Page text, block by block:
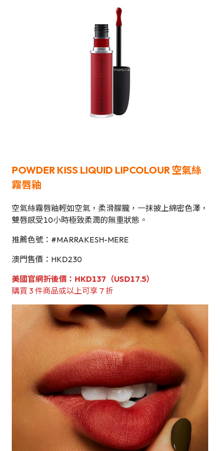
POWDER KISS LIQUID LIPCOLOUR 空氣絲
霧唇釉
空氣絲霧唇釉輕如空氣，柔滑朦朧，一抹披上綿密色澤，
雙唇感受10小時極致柔潤的無重狀態。
推薦色號：#MARRAKESH-MERE
澳門售價：HKD230
美國官網折後價：HKD137（USD17.5）
購買 3 件商品或以上可享 7 折